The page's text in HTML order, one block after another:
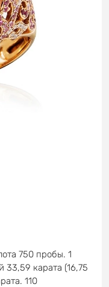
750 пробы. 1
карата (16,75
110